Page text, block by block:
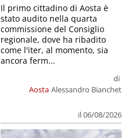
Aosta
di
Alessandro Bianchet
il 06/08/2026
Il primo cittadino di Aosta è
stato audito nella quarta
commissione del Consiglio
regionale, dove ha ribadito
come l'iter, al momento, sia
ancora ferm...